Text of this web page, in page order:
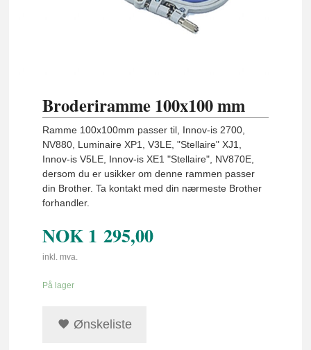
Broderiramme 100x100 mm
Ramme 100x100mm passer til, Innov-is 2700,
NV880, Luminaire XP1, V3LE, "Stellaire" XJ1,
Innov-is V5LE, Innov-is XE1 "Stellaire", NV870E,
dersom du er usikker om denne rammen passer
din Brother. Ta kontakt med din nærmeste Brother
forhandler.
NOK 1 295,00
inkl. mva.
På lager
Ønskeliste